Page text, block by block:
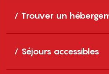
Trouver un
Séjours accessibles